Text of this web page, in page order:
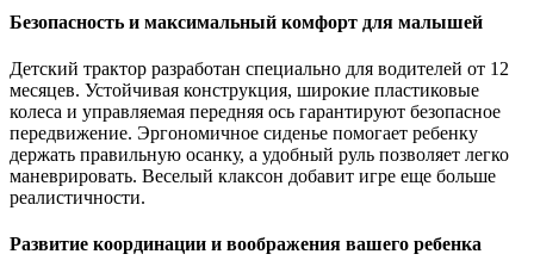
Безопасность и максимальный комфорт для малышей
Детский трактор разработан специально для водителей от 12
месяцев. Устойчивая конструкция, широкие пластиковые
колеса и управляемая передняя ось гарантируют безопасное
передвижение. Эргономичное сиденье помогает ребенку
держать правильную осанку, а удобный руль позволяет легко
маневрировать. Веселый клаксон добавит игре еще больше
реалистичности.
Развитие координации и воображения вашего ребенка